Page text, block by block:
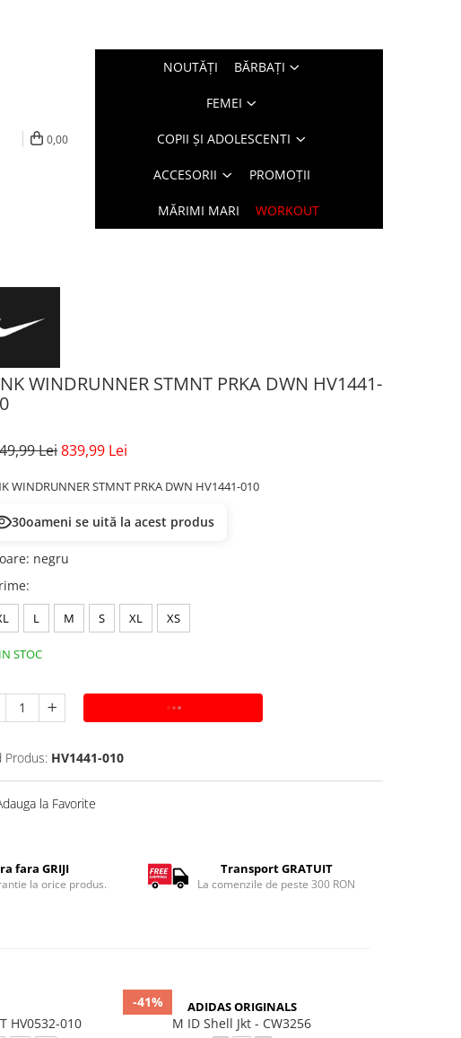
0,00
NOUTĂŢI BĂRBAŢI
FEMEI
COPII ȘI ADOLESCENTI
ACCESORII PROMOȚII
MĂRIMI MARI WORKOUT
WINDRUNNER STMNT PRKA DWN HV1441-
Lei839,99 Lei
WINDRUNNER STMNT PRKA DWN HV1441-010
30oameni se uită la acest produs
: negru
:
L M S XL XS
IN STOC
ADAUGA IN COS
Produs: HV1441-010
la Favorite
fara GRIJI
la orice produs.
Transport GRATUIT
La comenzile de peste 300 RON
HV0532-010
-41% ADIDAS ORIGINALS
M ID Shell Jkt - CW3256